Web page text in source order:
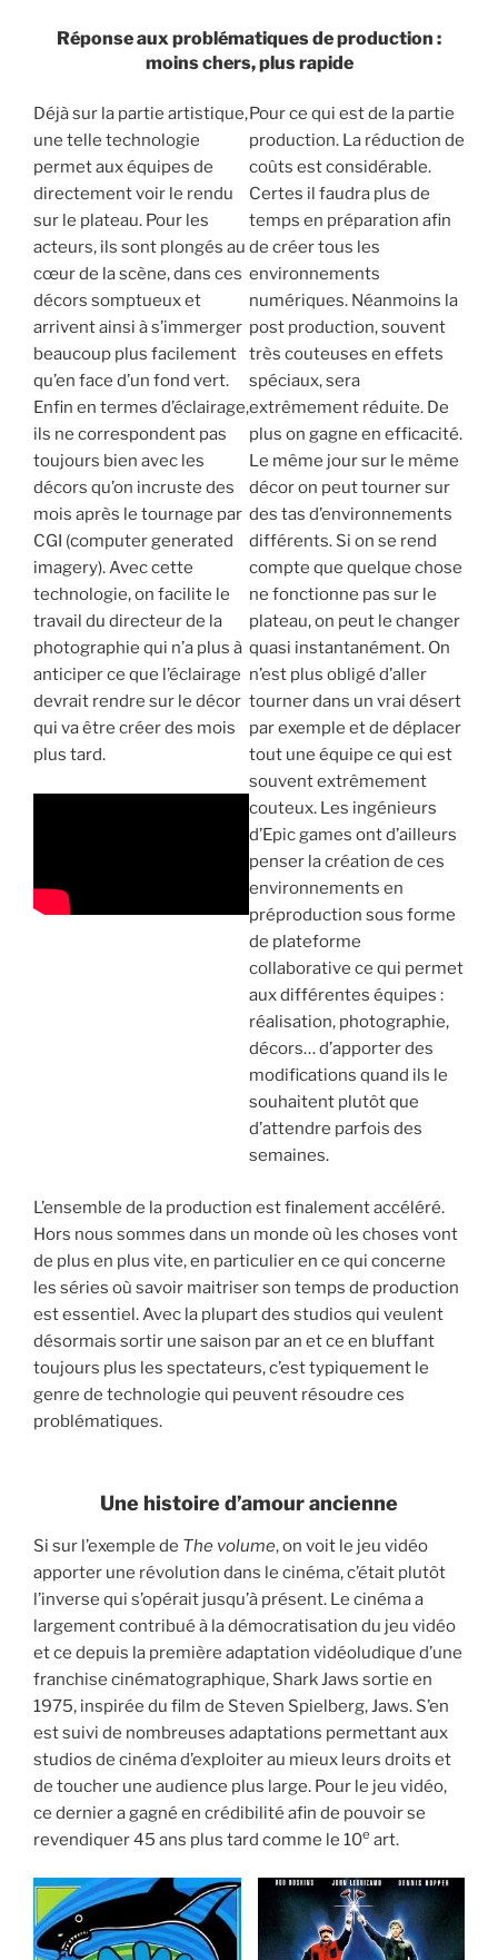
Réponse aux problématiques de production :
moins chers, plus rapide
Déjà sur la partie artistique,
une telle technologie
permet aux équipes de
directement voir le rendu
sur le plateau. Pour les
acteurs, ils sont plongés au
cœur de la scène, dans ces
décors somptueux et
arrivent ainsi à s’immerger
beaucoup plus facilement
qu’en face d’un fond vert.
Enfin en termes d’éclairage,
ils ne correspondent pas
toujours bien avec les
décors qu’on incruste des
mois après le tournage par
CGI (computer generated
imagery). Avec cette
technologie, on facilite le
travail du directeur de la
photographie qui n’a plus à
anticiper ce que l’éclairage
devrait rendre sur le décor
qui va être créer des mois
plus tard.
Pour ce qui est de la partie
production. La réduction de
coûts est considérable.
Certes il faudra plus de
temps en préparation afin
de créer tous les
environnements
numériques. Néanmoins la
post production, souvent
très couteuses en effets
spéciaux, sera
extrêmement réduite. De
plus on gagne en efficacité.
Le même jour sur le même
décor on peut tourner sur
des tas d’environnements
différents. Si on se rend
compte que quelque chose
ne fonctionne pas sur le
plateau, on peut le changer
quasi instantanément. On
n’est plus obligé d’aller
tourner dans un vrai désert
par exemple et de déplacer
tout une équipe ce qui est
souvent extrêmement
couteux. Les ingénieurs
d’Epic games ont d’ailleurs
penser la création de ces
environnements en
préproduction sous forme
de plateforme
collaborative ce qui permet
aux différentes équipes :
réalisation, photographie,
décors… d’apporter des
modifications quand ils le
souhaitent plutôt que
d’attendre parfois des
semaines.
L’ensemble de la production est finalement accéléré.
Hors nous sommes dans un monde où les choses vont
de plus en plus vite, en particulier en ce qui concerne
les séries où savoir maitriser son temps de production
est essentiel. Avec la plupart des studios qui veulent
désormais sortir une saison par an et ce en bluffant
toujours plus les spectateurs, c’est typiquement le
genre de technologie qui peuvent résoudre ces
problématiques.
Une histoire d’amour ancienne
Si sur l’exemple de The volume, on voit le jeu vidéo
apporter une révolution dans le cinéma, c’était plutôt
l’inverse qui s’opérait jusqu’à présent. Le cinéma a
largement contribué à la démocratisation du jeu vidéo
et ce depuis la première adaptation vidéoludique d’une
franchise cinématographique, Shark Jaws sortie en
1975, inspirée du film de Steven Spielberg,Jaws. S’en
est suivi de nombreuses adaptations permettant aux
studios de cinéma d’exploiter au mieux leurs droits et
de toucher une audience plus large. Pour le jeu vidéo,
ce dernier a gagné en crédibilité afin de pouvoir se
revendiquer 45 ans plus tard comme le 10e art.